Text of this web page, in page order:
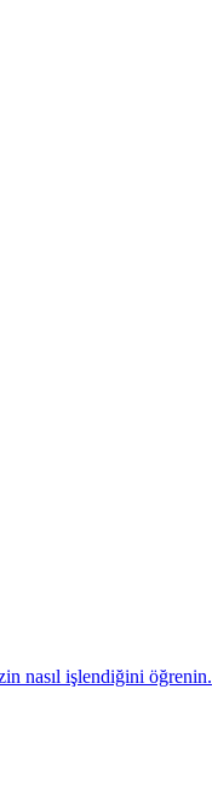
nasıl işlendiğini öğrenin.